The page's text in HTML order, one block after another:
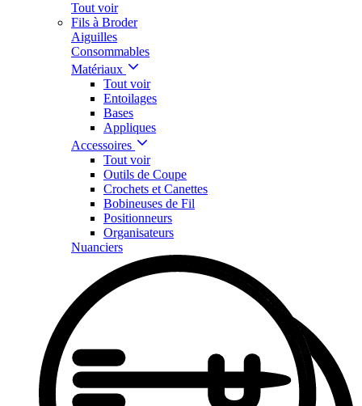
Tout voir
Fils à Broder
Aiguilles
Consommables
Matériaux
Tout voir
Entoilages
Bases
Appliques
Accessoires
Tout voir
Outils de Coupe
Crochets et Canettes
Bobineuses de Fil
Positionneurs
Organisateurs
Nuanciers